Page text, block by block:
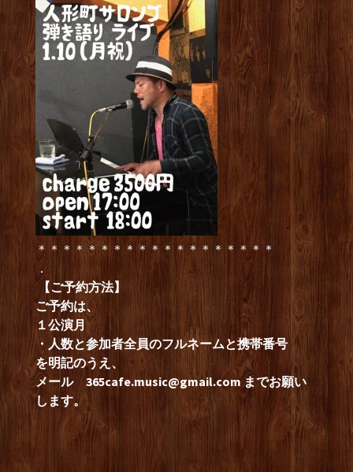
＊＊＊＊＊＊＊＊＊＊＊＊＊＊＊＊＊＊＊
．
【ご予約方法】
ご予約は、
１公演月
・人数と参加者全員のフルネームと携帯番号
を明記のうえ、
メール 365cafe.music@gmail.comまでお願い
します。